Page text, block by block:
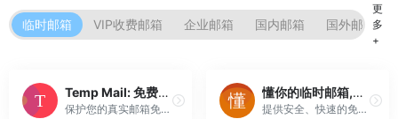
临时邮箱 VIP收费邮箱 企业邮箱 国内邮箱 国外邮箱
更
多
+
Temp Mail: 免费的临时电子邮件服务 | MinMail
保护您的真实邮箱免受垃圾邮件侵扰！临时邮箱提供即时匿名一次性邮箱：安全接收验证码/邮件，并有效拦截垃圾邮件。
懂你的临时邮箱,高效通用简单免费｜随用随弃
提供安全、快速的免费临时邮箱服务。支持一键生成随机匿名邮箱、自定义指定邮箱地址，以及独有的邮箱权限转让功能。有效防止垃圾邮件骚扰，保护个人隐私，是注册各类APP与网站的理想工具。随用随弃，无需注册，全方位守护您的在线安全。